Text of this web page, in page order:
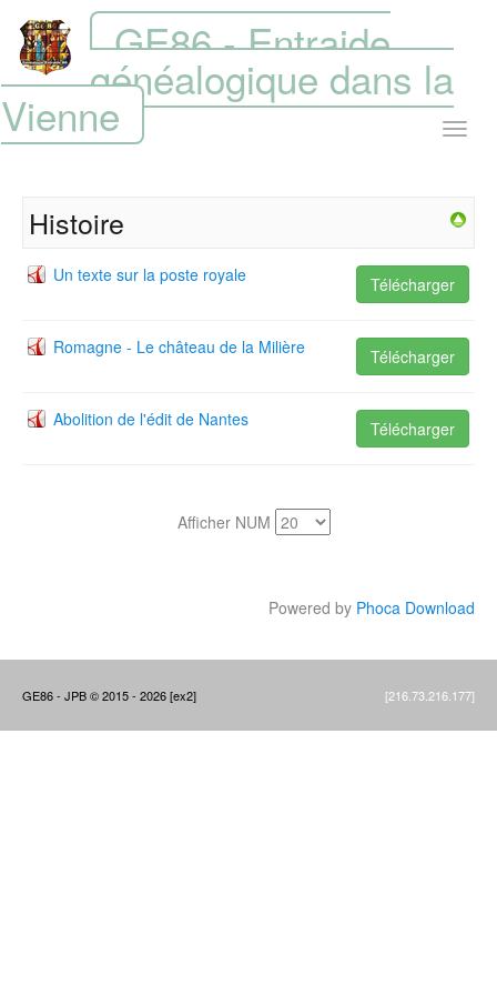
GE86 - Entraide
généalogique dans la
Vienne
Histoire
Un texte sur la poste royale Télécharger
Romagne - Le château de la Milière Télécharger
Abolition de l'édit de Nantes Télécharger
Afficher NUM
Powered by Phoca Download
GE86 - JPB © 2015 - 2026 [ex2] [216.73.216.177]